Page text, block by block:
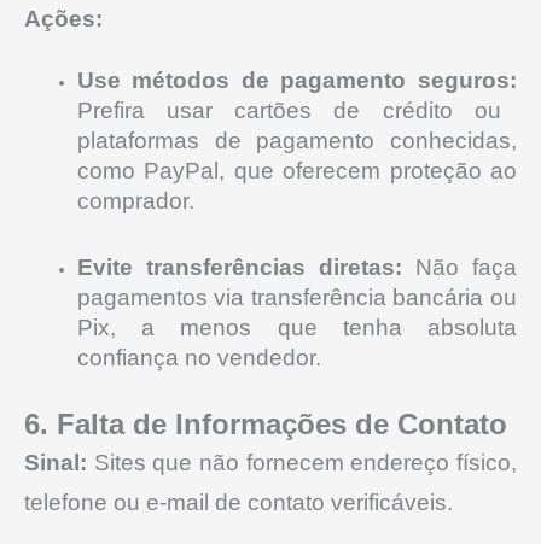
Ações:
Use métodos de pagamento seguros:
Prefira usar cartões de crédito ou
plataformas de pagamento conhecidas,
como PayPal, que oferecem proteção ao
comprador.
Evite transferências diretas: Não faça
pagamentos via transferência bancária ou
Pix, a menos que tenha absoluta
confiança no vendedor.
6. Falta de Informações de Contato
Sinal: Sites que não fornecem endereço físico,
telefone ou e-mail de contato verificáveis.